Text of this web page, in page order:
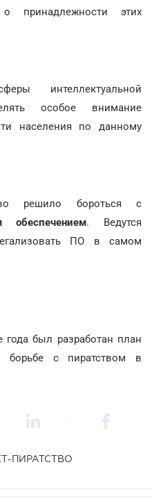
принадлежности этих
интеллектуальной
особое внимание
населения по данному
решило бороться с
обеспечением. Ведутся
ПО в самом
был разработан план
с пиратством в
ПИРАТСТВО